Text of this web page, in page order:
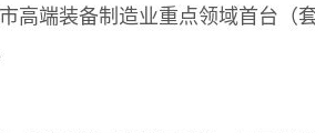
高端装备制造业重点领域首台（